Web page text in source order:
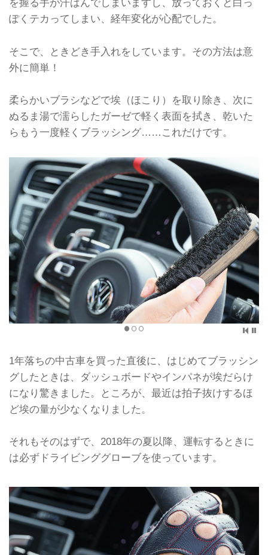
を握る手が汗ばんでしまいますし、放っておくと白っ
ぽくテカってしまい、経年変化が心配でした。
そこで、ときどき手入れをしています。その方法は意
外に簡単！
柔らかいブラシなどで埃（ほこり）を取り除き、次に
ぬるま湯で濡らしたガーゼで軽く表面を拭き、乾いた
らもう一度軽くブラッシング……これだけです。
1年落ちの中古車を買った直後に、はじめてブラッシン
グしたときは、ダッシュボードやインパネが埃だらけ
になり驚きました。ところが、最近は拍子抜けするほ
ど埃の量が少なくなりました。
それもそのはずで、2018年の夏以降、運転するときに
は必ずドライビンググローブを使っています。